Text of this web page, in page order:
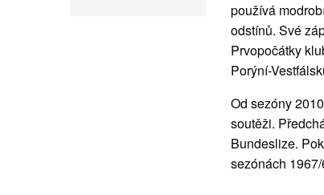
používá
odstínů. Své
Prvopočátky
Porýní-
Od sezóny
soutěži.
Bundeslize.
sezónách